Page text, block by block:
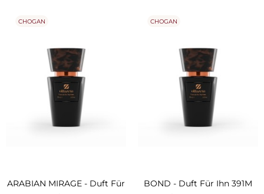
ARABIAN MIRAGE - Duft Für
CHOGAN
BOND - Duft Für Ihn 391M
CHOGAN